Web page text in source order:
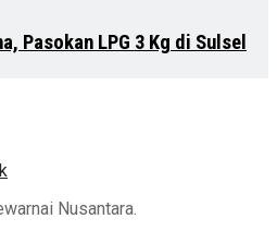
Pasokan LPG 3 Kg di Sulsel
Nusantara.